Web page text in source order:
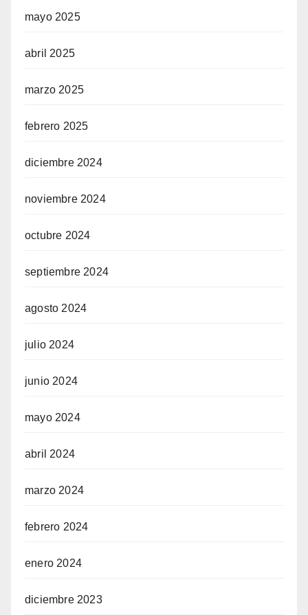
mayo 2025
abril 2025
marzo 2025
febrero 2025
diciembre 2024
noviembre 2024
octubre 2024
septiembre 2024
agosto 2024
julio 2024
junio 2024
mayo 2024
abril 2024
marzo 2024
febrero 2024
enero 2024
diciembre 2023